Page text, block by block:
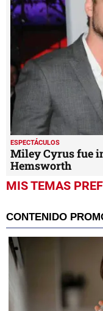
ESPECTÁCULOS
Miley Cyrus fue
Hemsworth
MIS TEMAS